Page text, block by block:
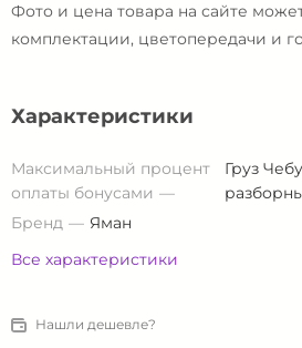
Фото и цена товара на сайте
комплектации, цветопередачи и
Характеристики
Максимальный процент
оплаты бонусами
Груз
Бренд
Яман
Все характеристики
Нашли дешевле?